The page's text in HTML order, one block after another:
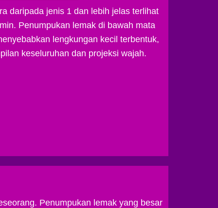
daripada jenis 1 dan lebih jelas terlihat
Penumpukan lemak di bawah mata
lengkungan kecil terbentuk,
keseluruhan dan projeksi wajah.
Penumpukan lemak yang besar